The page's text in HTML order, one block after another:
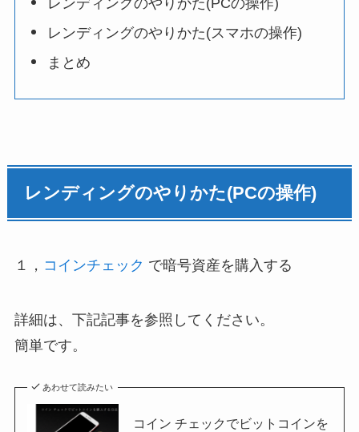
レンディングのやりかた(スマホの操作)
まとめ
レンディングのやりかた(PCの操作)
１， コインチェック で暗号資産を購入する
詳細は、下記記事を参照してください。
簡単です。
あわせて読みたい
コイン チェックでビットコインを